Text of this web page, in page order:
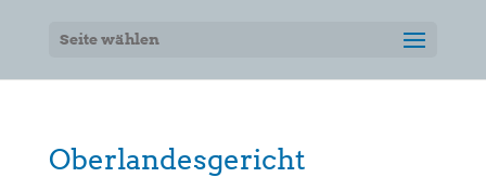
Seite wählen
Oberlandesgericht